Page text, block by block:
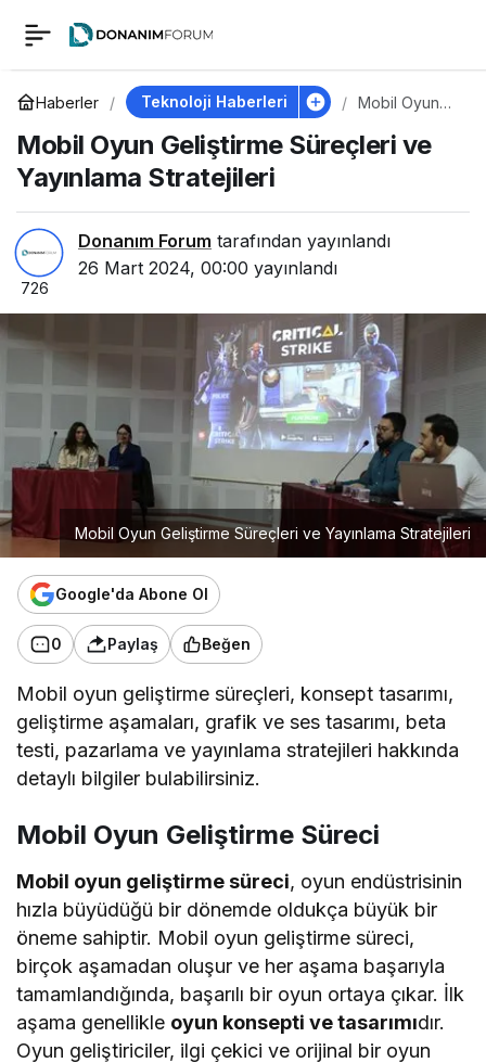
Haberler Teknoloji Haberleri
Mobil Oyun
Süreçleri ve
Yayınlama
Mobil Oyun Geliştirme Süreçleri ve
Yayınlama Stratejileri
Donanım Forum tarafından yayınlandı
26 Mart 2024, 00:00 yayınlandı
726
Mobil Oyun Geliştirme Süreçleri ve Yayınlama Stratejileri
Google'da Abone Ol
0 Paylaş Beğen
Mobil oyun geliştirme süreçleri, konsept tasarımı,
geliştirme aşamaları, grafik ve ses tasarımı, beta
testi, pazarlama ve yayınlama stratejileri hakkında
detaylı bilgiler bulabilirsiniz.
Mobil Oyun Geliştirme Süreci
Mobil oyun geliştirme süreci, oyun endüstrisinin
hızla büyüdüğü bir dönemde oldukça büyük bir
öneme sahiptir. Mobil oyun geliştirme süreci,
birçok aşamadan oluşur ve her aşama başarıyla
tamamlandığında, başarılı bir oyun ortaya çıkar. İlk
aşama genellikle oyun konsepti ve tasarımıdır.
Oyun geliştiriciler, ilgi çekici ve orijinal bir oyun
Mobil Oyun
Geliştirme Süreçleri
ve Yayınlama
Stratejileri